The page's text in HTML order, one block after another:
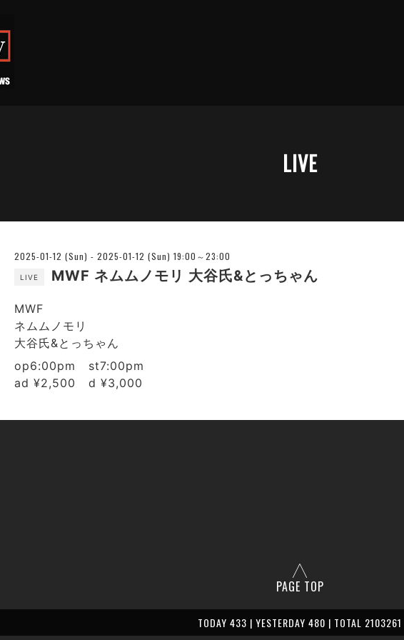
LIVE
2025-01-12 (Sun) - 2025-01-12 (Sun) 19:00～23:00
LIVE MWF ネムムノモリ 大谷氏&とっちゃん
MWF
ネムムノモリ
大谷氏&とっちゃん
op6:00pm st7:00pm
ad ¥2,500 d ¥3,000
PAGE TOP
TODAY 433 | YESTERDAY 480 | TOTAL 2103261